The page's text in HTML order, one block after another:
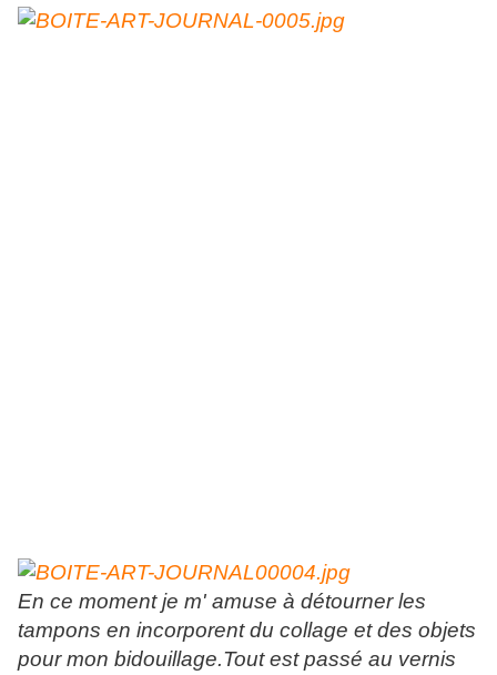
En ce moment je m' amuse à détourner les
tampons en incorporent du collage et des objets
pour mon bidouillage.Tout est passé au vernis